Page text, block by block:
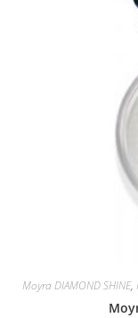
Moyra DIAMOND SHINE,